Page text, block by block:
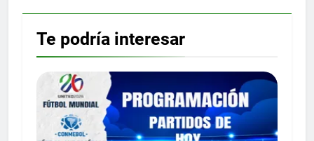
Te podría interesar